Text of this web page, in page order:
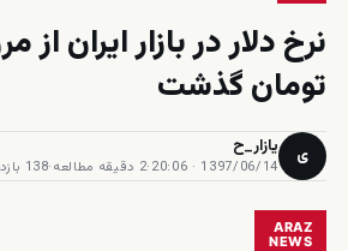
تومان گذشت
ی یازار_ح
1397/06/14 · 20:06
·2 دقیقه مطالعه ·138 بازدید
ARAZ
NEWS